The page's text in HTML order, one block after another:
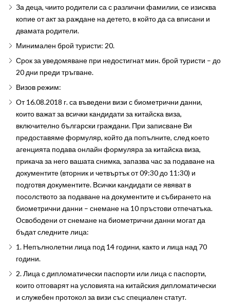
За деца, чиито родители са с различни фамилии, се изисква
копие от акт за раждане на детето, в който да са вписани и
двамата родители.
Минимален брой туристи: 20.
Срок за уведомяване при недостигнат мин. брой туристи – до
20 дни преди тръгване.
Визов режим:
От 16.08.2018 г. са въведени визи с биометрични данни,
които важат за всички кандидати за китайска виза,
включително български граждани. При записване Ви
предоставяме формуляр, който да попълните, след което
агенцията подава онлайн формуляра за китайска виза,
прикача за него вашата снимка, запазва час за подаване на
документите (вторник и четвъртък от 09:30 до 11:30) и
подготвя документите. Всички кандидати се явяват в
посолството за подаване на документите и събирането на
биометрични данни – снемане на 10 пръстови отпечатъка.
Освободени от снемане на биометрични данни могат да
бъдат следните лица:
1. Непълнолетни лица под 14 години, както и лица над 70
години.
2. Лица с дипломатически паспорти или лица с паспорти,
които отговарят на условията на китайския дипломатически
и служебен протокол за визи със специален статут.